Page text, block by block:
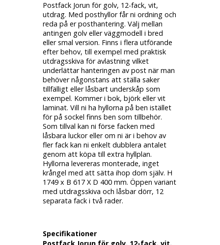
Postfack Jorun för golv, 12-fack, vit,
utdrag. Med posthyllor får ni ordning och
reda på er posthantering. Välj mellan
antingen golv eller väggmodell i bred
eller smal version. Finns i flera utförande
efter behov, till exempel med praktisk
utdragsskiva för avlastning vilket
underlättar hanteringen av post när man
behöver någonstans att ställa saker
tillfälligt eller låsbart underskåp som
exempel. Kommer i bok, björk eller vit
laminat. Vill ni ha hyllorna på ben istället
för på sockel finns ben som tillbehör.
Som tillval kan ni förse facken med
låsbara luckor eller om ni är i behov av
fler fack kan ni enkelt dubblera antalet
genom att köpa till extra hyllplan.
Hyllorna levereras monterade, inget
krångel med att sätta ihop dom själv. H
1749 x B 617 X D 400 mm. Öppen variant
med utdragsskiva och låsbar dörr, 12
separata fack i två rader.
Specifikationer